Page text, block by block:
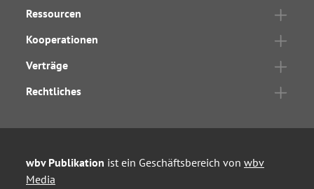
Ressourcen
Kooperationen
Verträge
Rechtliches
wbv Publikation ist ein Geschäftsbereich von wbv
Media